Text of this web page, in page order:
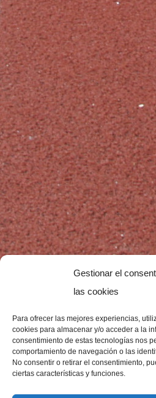
Gestionar el
las cookies
Para ofrecer las mejores experiencias,
cookies para almacenar y/o acceder a la
consentimiento de estas tecnologías nos
comportamiento de navegación o las
No consentir o retirar el consentimiento,
ciertas características y funciones.